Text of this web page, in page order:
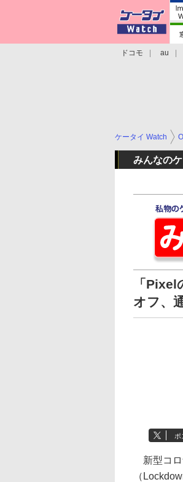
ドコモ au
ケータイ Watch
みんなの
「
オフ、
ポ
新型コロ
（